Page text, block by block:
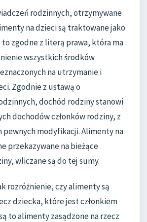
rodzinnych, otrzymywane
na dzieci są traktowane jako
zgodne z literą prawa, która ma
wszystkich środków
na utrzymanie i
Zgodnie z ustawą o
dochód rodziny stanowi
dochodów członków rodziny, z
modyfikacji. Alimenty na
przekazywane na bieżące
wliczane są do tej sumy.
rozróżnienie, czy alimenty są
dziecka, które jest członkiem
to alimenty zasądzone na rzecz